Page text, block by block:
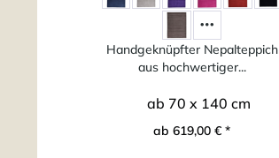
Handgeknüpfter Nepalteppich
aus hochwertiger...
ab 70 x 140 cm
ab 619,00 € *